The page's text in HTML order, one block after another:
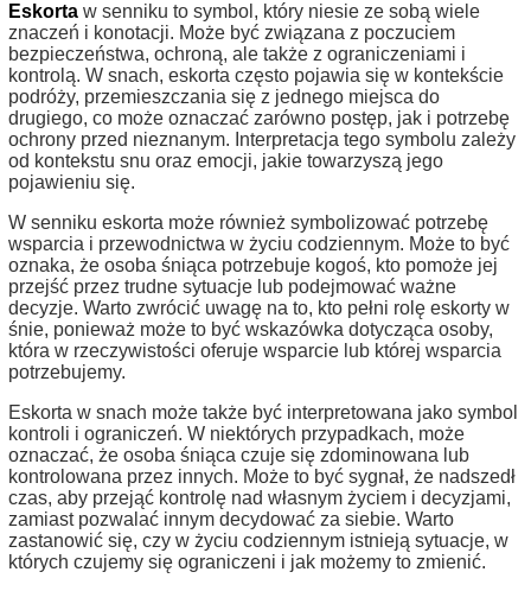
Eskorta w senniku to symbol, który niesie ze sobą wiele
znaczeń i konotacji. Może być związana z poczuciem
bezpieczeństwa, ochroną, ale także z ograniczeniami i
kontrolą. W snach, eskorta często pojawia się w kontekście
podróży, przemieszczania się z jednego miejsca do
drugiego, co może oznaczać zarówno postęp, jak i potrzebę
ochrony przed nieznanym. Interpretacja tego symbolu zależy
od kontekstu snu oraz emocji, jakie towarzyszą jego
pojawieniu się.
W senniku eskorta może również symbolizować potrzebę
wsparcia i przewodnictwa w życiu codziennym. Może to być
oznaka, że osoba śniąca potrzebuje kogoś, kto pomoże jej
przejść przez trudne sytuacje lub podejmować ważne
decyzje. Warto zwrócić uwagę na to, kto pełni rolę eskorty w
śnie, ponieważ może to być wskazówka dotycząca osoby,
która w rzeczywistości oferuje wsparcie lub której wsparcia
potrzebujemy.
Eskorta w snach może także być interpretowana jako symbol
kontroli i ograniczeń. W niektórych przypadkach, może
oznaczać, że osoba śniąca czuje się zdominowana lub
kontrolowana przez innych. Może to być sygnał, że nadszedł
czas, aby przejąć kontrolę nad własnym życiem i decyzjami,
zamiast pozwalać innym decydować za siebie. Warto
zastanowić się, czy w życiu codziennym istnieją sytuacje, w
których czujemy się ograniczeni i jak możemy to zmienić.